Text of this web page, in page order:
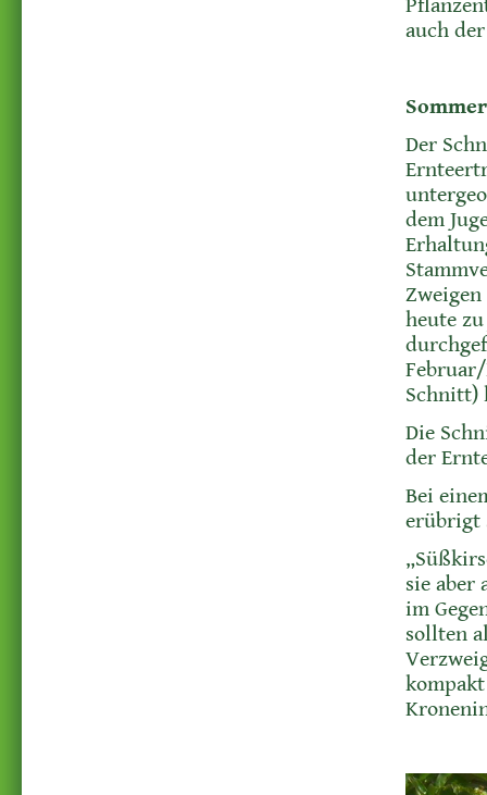
auch
Der
dem
heute
Schnitt)
Die
der
Bei
erübrigt
sie aber
im
sollten